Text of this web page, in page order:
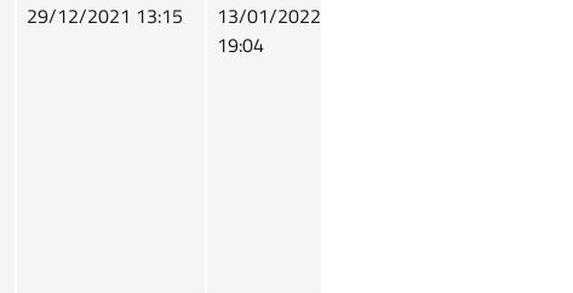
29/12/2021 13:15
13/01/2022
19:04